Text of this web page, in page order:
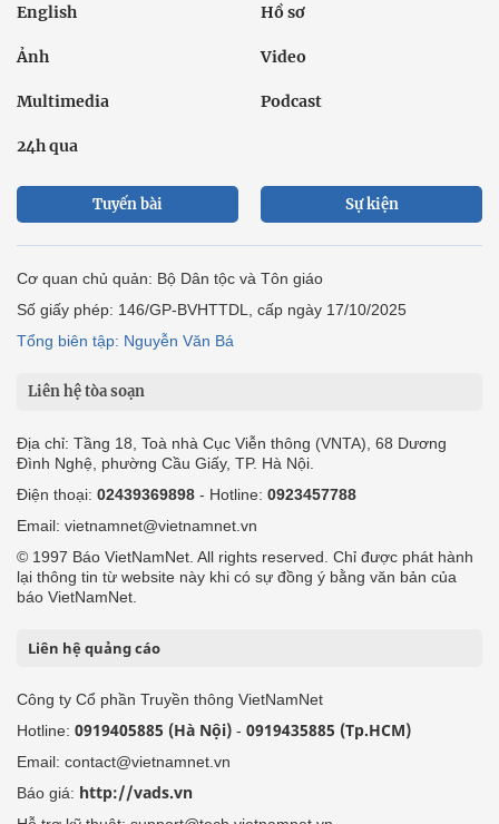
English Hồ sơ
Ảnh Video
Multimedia Podcast
24h qua
Tuyến bài Sự kiện
Cơ quan chủ quản: Bộ Dân tộc và Tôn giáo
Số giấy phép: 146/GP-BVHTTDL, cấp ngày 17/10/2025
Tổng biên tập: Nguyễn Văn Bá
Liên hệ tòa soạn
Địa chỉ: Tầng 18, Toà nhà Cục Viễn thông (VNTA), 68 Dương
Đình Nghệ, phường Cầu Giấy, TP. Hà Nội.
Điện thoại: 02439369898 - Hotline: 0923457788
Email: vietnamnet@vietnamnet.vn
© 1997 Báo VietNamNet. All rights reserved. Chỉ được phát hành
lại thông tin từ website này khi có sự đồng ý bằng văn bản của
báo VietNamNet.
Liên hệ quảng cáo
Công ty Cổ phần Truyền thông VietNamNet
Hotline: 0919405885 (Hà Nội) - 0919435885 (Tp.HCM)
Email: contact@vietnamnet.vn
Báo giá: http://vads.vn